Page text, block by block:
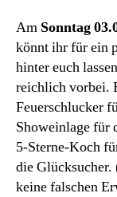
Am Sonntag
könnt ihr für ein
hinter euch
reichlich vorbei.
Feuerschlucker
Showeinlage für
5-Sterne-Koch
die
keine falschen